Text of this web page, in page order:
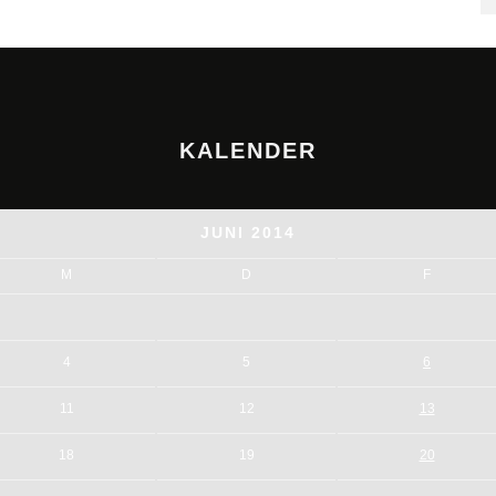
KALENDER
JUNI 2014
M D F
5 6
11 12 13
18 19 20